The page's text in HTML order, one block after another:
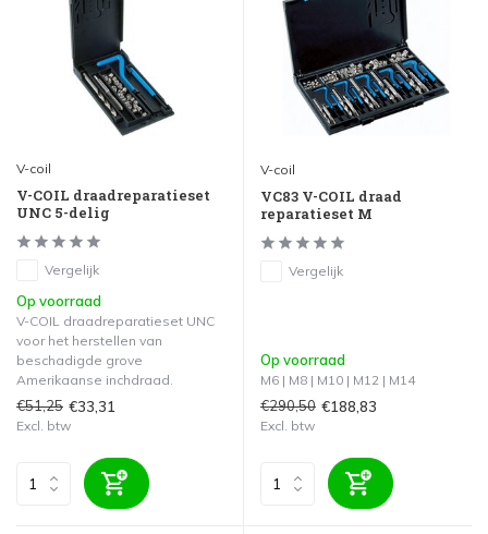
V-coil
V-COIL draadreparatieset
UNC 5-delig
Vergelijk
Op voorraad
V-COIL draadreparatieset UNC
voor het herstellen van
beschadigde grove
Amerikaanse inchdraad.
€51,25 €33,31
Excl. btw
V-coil
VC83 V-COIL draad
reparatieset M
Vergelijk
Op voorraad
M6 | M8 | M10 | M12 | M14
€290,50 €188,83
Excl. btw